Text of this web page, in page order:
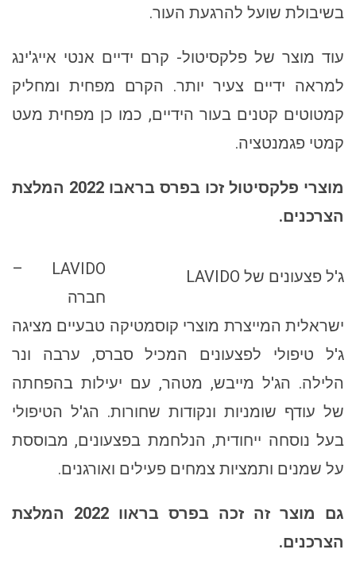
בשיבולת שועל להרגעת העור.
עוד מוצר של פלקסיטול- קרם ידיים אנטי אייג'ינג
למראה ידיים צעיר יותר. הקרם מפחית ומחליק
קמטוטים קטנים בעור הידיים, כמו כן מפחית מעט
קמטי פגמנטציה.
מוצרי פלקסיטול זכו בפרס בראבו 2022 המלצת
הצרכנים.
ג'ל פצעונים של LAVIDO
LAVIDO –
חברה
ישראלית המייצרת מוצרי קוסמטיקה טבעיים מציגה
ג'ל טיפולי לפצעונים המכיל סברס, ערבה ונר
הלילה. הג'ל מייבש, מטהר, עם יעילות בהפחתה
של עודף שומניות ונקודות שחורות. הג'ל הטיפולי
בעל נוסחה ייחודית, הנלחמת בפצעונים, מבוססת
על שמנים ותמציות צמחים פעילים ואורגנים.
גם מוצר זה זכה בפרס בראוו 2022 המלצת
הצרכנים.